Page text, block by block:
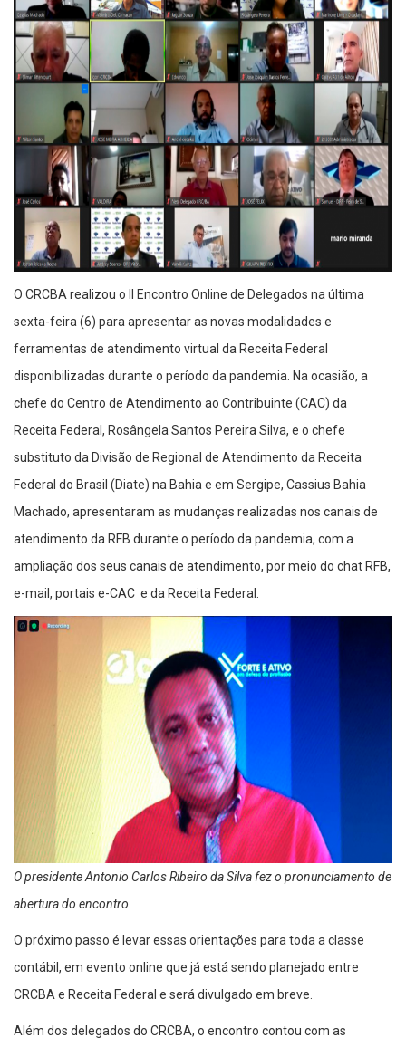
O CRCBA realizou o II Encontro Online de Delegados na última
sexta-feira (6) para apresentar as novas modalidades e
ferramentas de atendimento virtual da Receita Federal
disponibilizadas durante o período da pandemia. Na ocasião, a
chefe do Centro de Atendimento ao Contribuinte (CAC) da
Receita Federal, Rosângela Santos Pereira Silva, e o chefe
substituto da Divisão de Regional de Atendimento da Receita
Federal do Brasil (Diate) na Bahia e em Sergipe, Cassius Bahia
Machado, apresentaram as mudanças realizadas nos canais de
atendimento da RFB durante o período da pandemia, com a
ampliação dos seus canais de atendimento, por meio do chat RFB,
e-mail, portais e-CAC e da Receita Federal.
O presidente Antonio Carlos Ribeiro da Silva fez o pronunciamento de
abertura do encontro.
O próximo passo é levar essas orientações para toda a classe
contábil, em evento online que já está sendo planejado entre
CRCBA e Receita Federal e será divulgado em breve.
Além dos delegados do CRCBA, o encontro contou com as